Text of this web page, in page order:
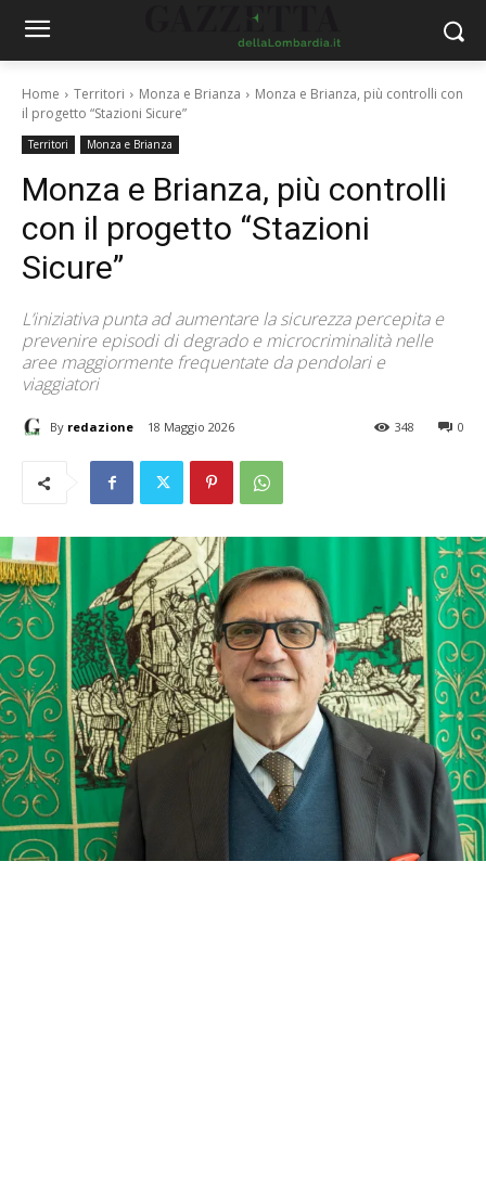
Home Territori Monza e Brianza
Monza e Brianza, più controlli con
il progetto “Stazioni Sicure”
Territori Monza e Brianza
Monza e Brianza, più controlli
con il progetto “Stazioni
Sicure”
L’iniziativa punta ad aumentare la sicurezza percepita e
prevenire episodi di degrado e microcriminalità nelle
aree maggiormente frequentate da pendolari e
viaggiatori
By redazione 18 Maggio 2026 0
348